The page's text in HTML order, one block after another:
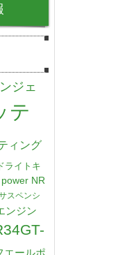
ジェ
テ
ィング
ライトキ
NR
スペンシ
ンジン
エールポ